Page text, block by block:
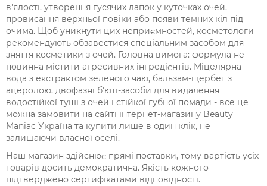
в'ялості, утворення гусячих лапок у куточках очей,
провисання верхньої повіки або появи темних кіл під
очима. Щоб уникнути цих неприємностей, косметологи
рекомендують обзавестися спеціальним засобом для
зняття косметики з очей. Головна вимога: формула не
повинна містити агресивних інгредієнтів. Міцелярна
вода з екстрактом зеленого чаю, бальзам-щербет з
ацеролою, двофазні б'юті-засоби для видалення
водостійкої туші з очей і стійкої губної помади - все це
можна замовити на сайті інтернет-магазину Beauty
Maniac Україна та купити лише в один клік, не
залишаючи власної оселі.
Наш магазин здійснює прямі поставки, тому вартість усіх
товарів досить демократична. Якість кожного
підтверджено сертифікатами відповідності.